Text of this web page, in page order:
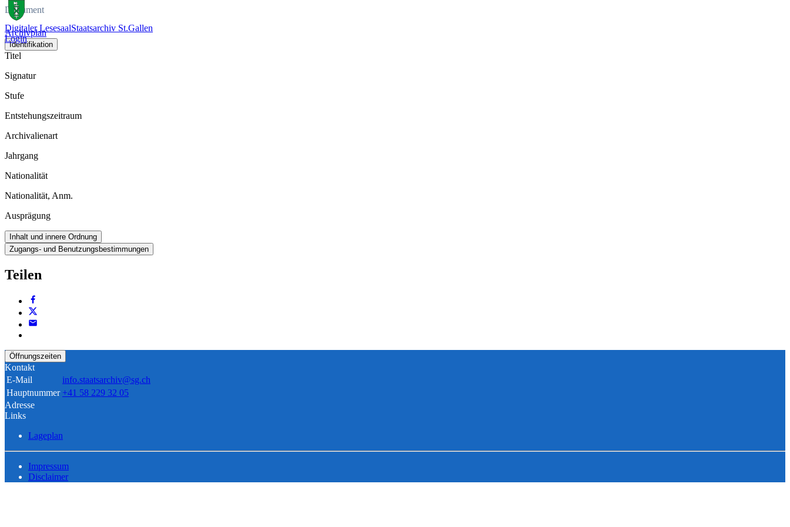
Digitaler LesesaalStaatsarchiv St.Gallen
Login
Dokument
Archivplan
Identifikation
Titel
Signatur
Stufe
Entstehungszeitraum
Archivalienart
Jahrgang
Nationalität
Nationalität, Anm.
Ausprägung
Inhalt und innere Ordnung
Zugangs- und Benutzungsbestimmungen
Teilen
Öffnungszeiten
Kontakt
E-Mail
info.staatsarchiv@sg.ch
Hauptnummer +41 58 229 32 05
Adresse
Links
Lageplan
Impressum
Disclaimer